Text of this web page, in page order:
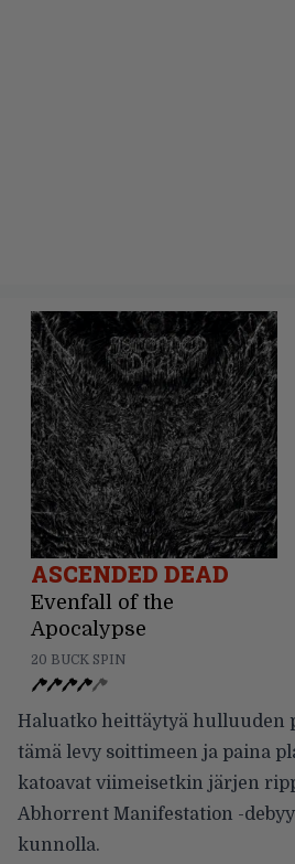
ASCENDED DEAD
Evenfall of the
Apocalypse
20 BUCK SPIN
Haluatko heittäytyä hulluuden
tämä levy soittimeen ja paina
katoavat viimeisetkin järjen
Abhorrent Manifestation -
kunnolla.